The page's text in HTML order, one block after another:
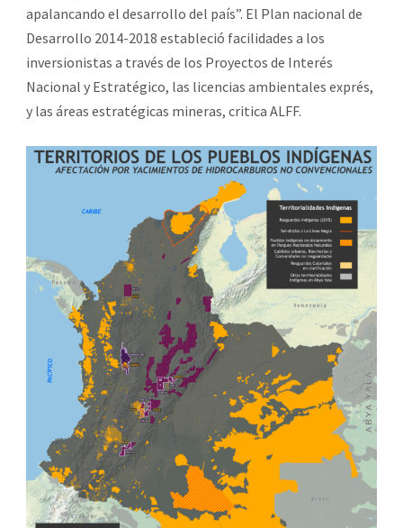
apalancando el desarrollo del país”. El Plan nacional de
Desarrollo 2014-2018 estableció facilidades a los
inversionistas a través de los Proyectos de Interés
Nacional y Estratégico, las licencias ambientales exprés,
y las áreas estratégicas mineras, critica ALFF.